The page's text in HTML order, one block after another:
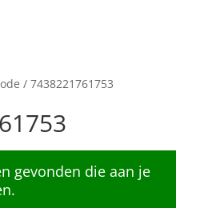
/ 7438221761753
gevonden die aan je